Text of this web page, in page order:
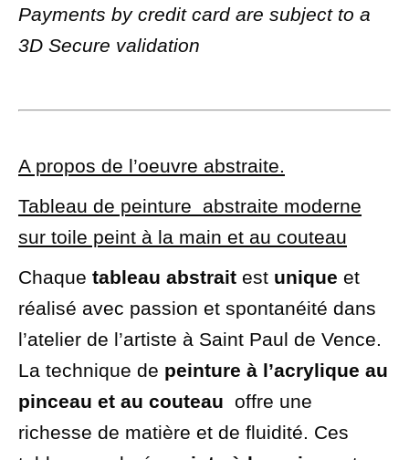
Payments by credit card are subject to a
3D Secure validation
A propos de l’oeuvre abstraite.
Tableau de peinture abstraite moderne
sur toile peint à la main et au couteau
Chaque tableau abstrait est unique et
réalisé avec passion et spontanéité dans
l’atelier de l’artiste à Saint Paul de Vence.
La technique de peinture à l’acrylique au
pinceau et au couteau offre une
richesse de matière et de fluidité. Ces